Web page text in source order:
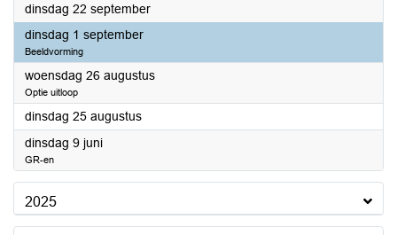
dinsdag 22 september2026
dinsdag 1 september2026
Beeldvorming
woensdag 26 augustus2026
Optie uitloop
dinsdag 25 augustus2026
dinsdag 9 juni2026
GR-en
2025